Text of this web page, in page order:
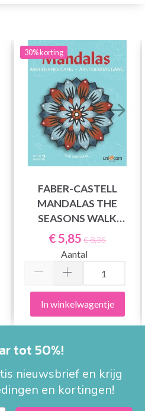
30%korting
FABER-CASTELL
MANDALAS THE
SEASONS WALK
VOLUME 2
€ 5,85 € 8,35
Aantal
In winkelwagentje
tot 50%!
nieuwsbrief en krijg
en kortingen!